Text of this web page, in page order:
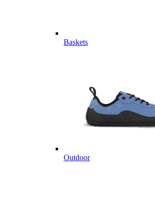
Baskets
Outdoor